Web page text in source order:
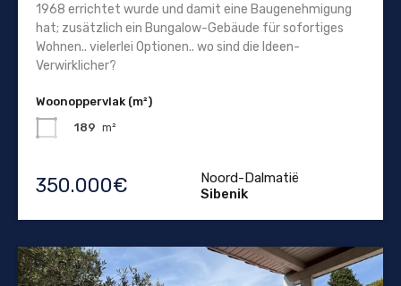
1968 errichtet wurde und damit eine Baugenehmigung
hat; zusätzlich ein Bungalow-Gebäude für sofortiges
Wohnen.. vielerlei Optionen.. wo sind die Ideen-
Verwirklicher?
Woonoppervlak (m²)
189 m²
350.000€
Noord-Dalmatië
Sibenik